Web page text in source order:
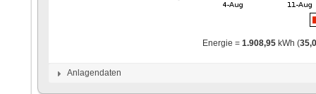
Energie = 1.908,95kWh (
Anlagendaten